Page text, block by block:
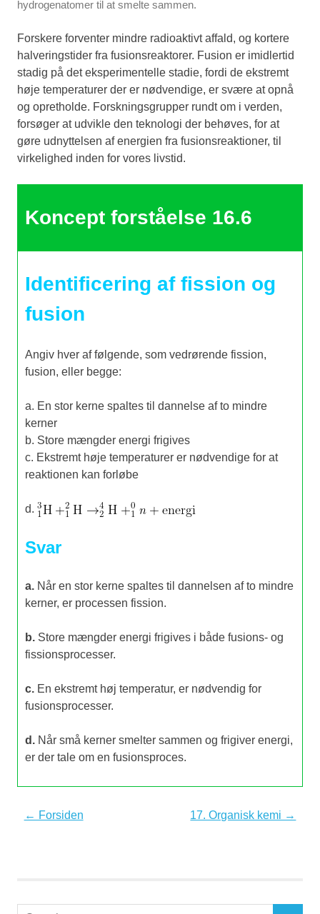
hydrogenatomer til at smelte sammen.
Forskere forventer mindre radioaktivt affald, og kortere
halveringstider fra fusionsreaktorer. Fusion er imidlertid
stadig på det eksperimentelle stadie, fordi de ekstremt
høje temperaturer der er nødvendige, er svære at opnå
og opretholde. Forskningsgrupper rundt om i verden,
forsøger at udvikle den teknologi der behøves, for at
gøre udnyttelsen af energien fra fusionsreaktioner, til
virkelighed inden for vores livstid.
Koncept forståelse 16.6
Identificering af fission og
fusion
Angiv hver af følgende, som vedrørende fission,
fusion, eller begge:
a. En stor kerne spaltes til dannelse af to mindre
kerner
b. Store mængder energi frigives
c. Ekstremt høje temperaturer er nødvendige for at
reaktionen kan forløbe
d.
Svar
a. Når en stor kerne spaltes til dannelsen af to mindre
kerner, er processen fission.
b.Store mængder energi frigives i både fusions- og
fissionsprocesser.
c.En ekstremt høj temperatur, er nødvendig for
fusionsprocesser.
d.Når små kerner smelter sammen og frigiver energi,
er der tale om en fusionsproces.
← Forsiden 17. Organisk kemi →
Search